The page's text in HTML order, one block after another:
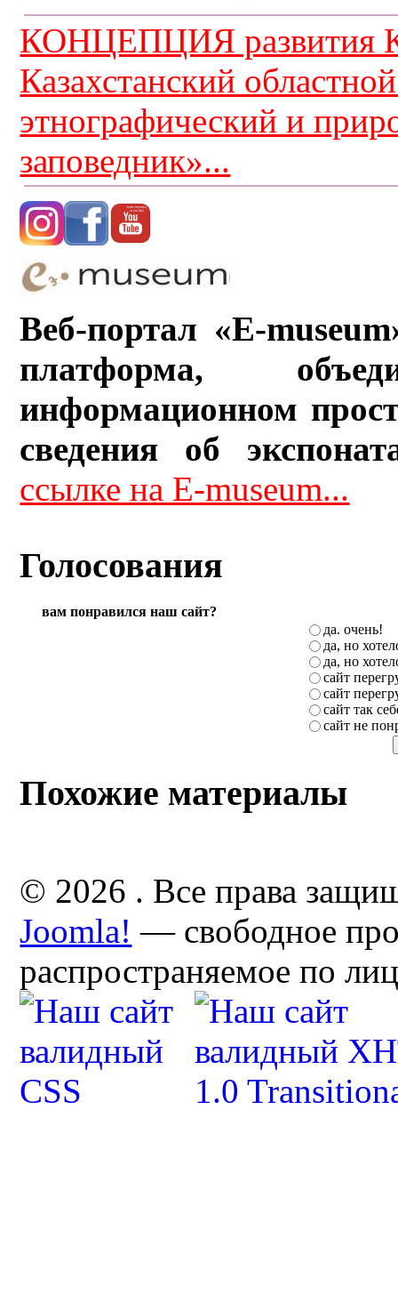
КОНЦЕПЦИЯ развития
Казахстанский
этнографический и
заповедник»...
Веб-портал «E-
платформа,
информационном
сведения об
ссылке на E-museum...
Голосования
вам понравился наш сайт?
да. очень!
да, но
да, но
сайт
сайт
сайт так
сайт не
Похожие материалы
© 2026 . Все права
Joomla! — свободное
распространяемое по